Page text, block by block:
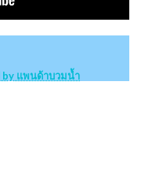
by แพนด้าบวมน้ำ